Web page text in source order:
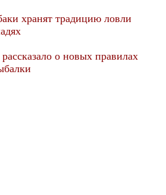
хранят традицию ловли
о новых правилах